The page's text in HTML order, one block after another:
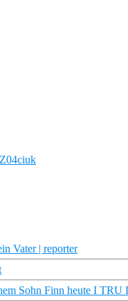
Vater | reporter
Sohn Finn heute I